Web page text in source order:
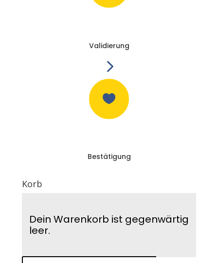
Validierung
5

Bestätigung
Korb
Dein Warenkorb ist gegenwärtig
leer.